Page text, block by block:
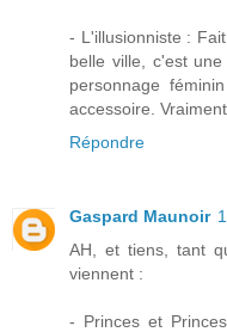
- L'illusionniste :
belle ville, c'est
personnage
accessoire.
Répondre
Gaspard Maunoir
AH, et tiens, tant
viennent :
- Princes et